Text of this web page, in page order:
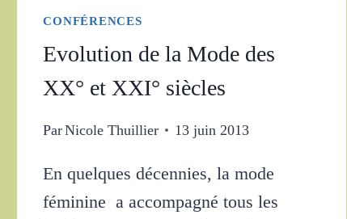
CONFÉRENCES
Evolution de la Mode des
XX° et XXI° siècles
ParNicole Thuillier 13 juin 2013
En quelques décennies, la mode
féminine a accompagné tous les